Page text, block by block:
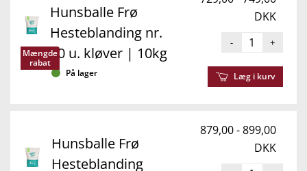
Mængde
rabat
Hunsballe Frø
Hesteblanding nr.
60 u. kløver | 10kg
På lager
DKK
- +
Læg i kurv
Hunsballe Frø
Hesteblanding
879,00 - 899,00
DKK